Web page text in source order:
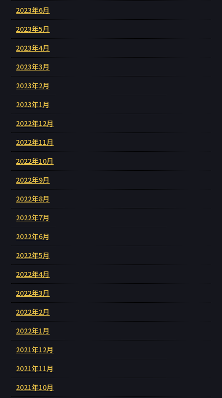
2023年6月
2023年5月
2023年4月
2023年3月
2023年2月
2023年1月
2022年12月
2022年11月
2022年10月
2022年9月
2022年8月
2022年7月
2022年6月
2022年5月
2022年4月
2022年3月
2022年2月
2022年1月
2021年12月
2021年11月
2021年10月